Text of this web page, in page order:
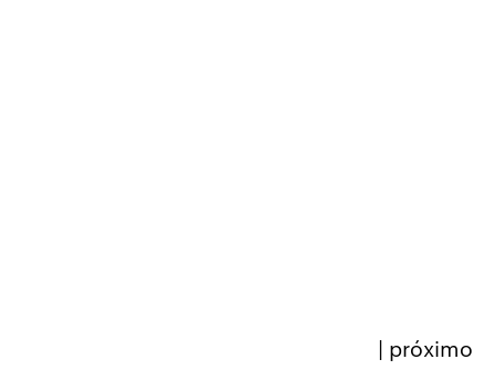
próximo